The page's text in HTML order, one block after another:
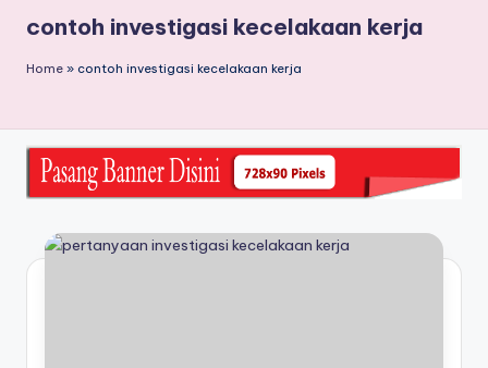
Seputar
Dunia
K3LH
contoh investigasi kecelakaan kerja
Home » contoh investigasi kecelakaan kerja